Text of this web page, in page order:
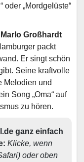
oder „Mordgelüste“
Marlo Großhardt
packt
Er singt schön
Seine kraftvolle
Melodien und
Song „Oma“ auf
zu hören.
ganz einfach
Klicke, wenn
oder oben